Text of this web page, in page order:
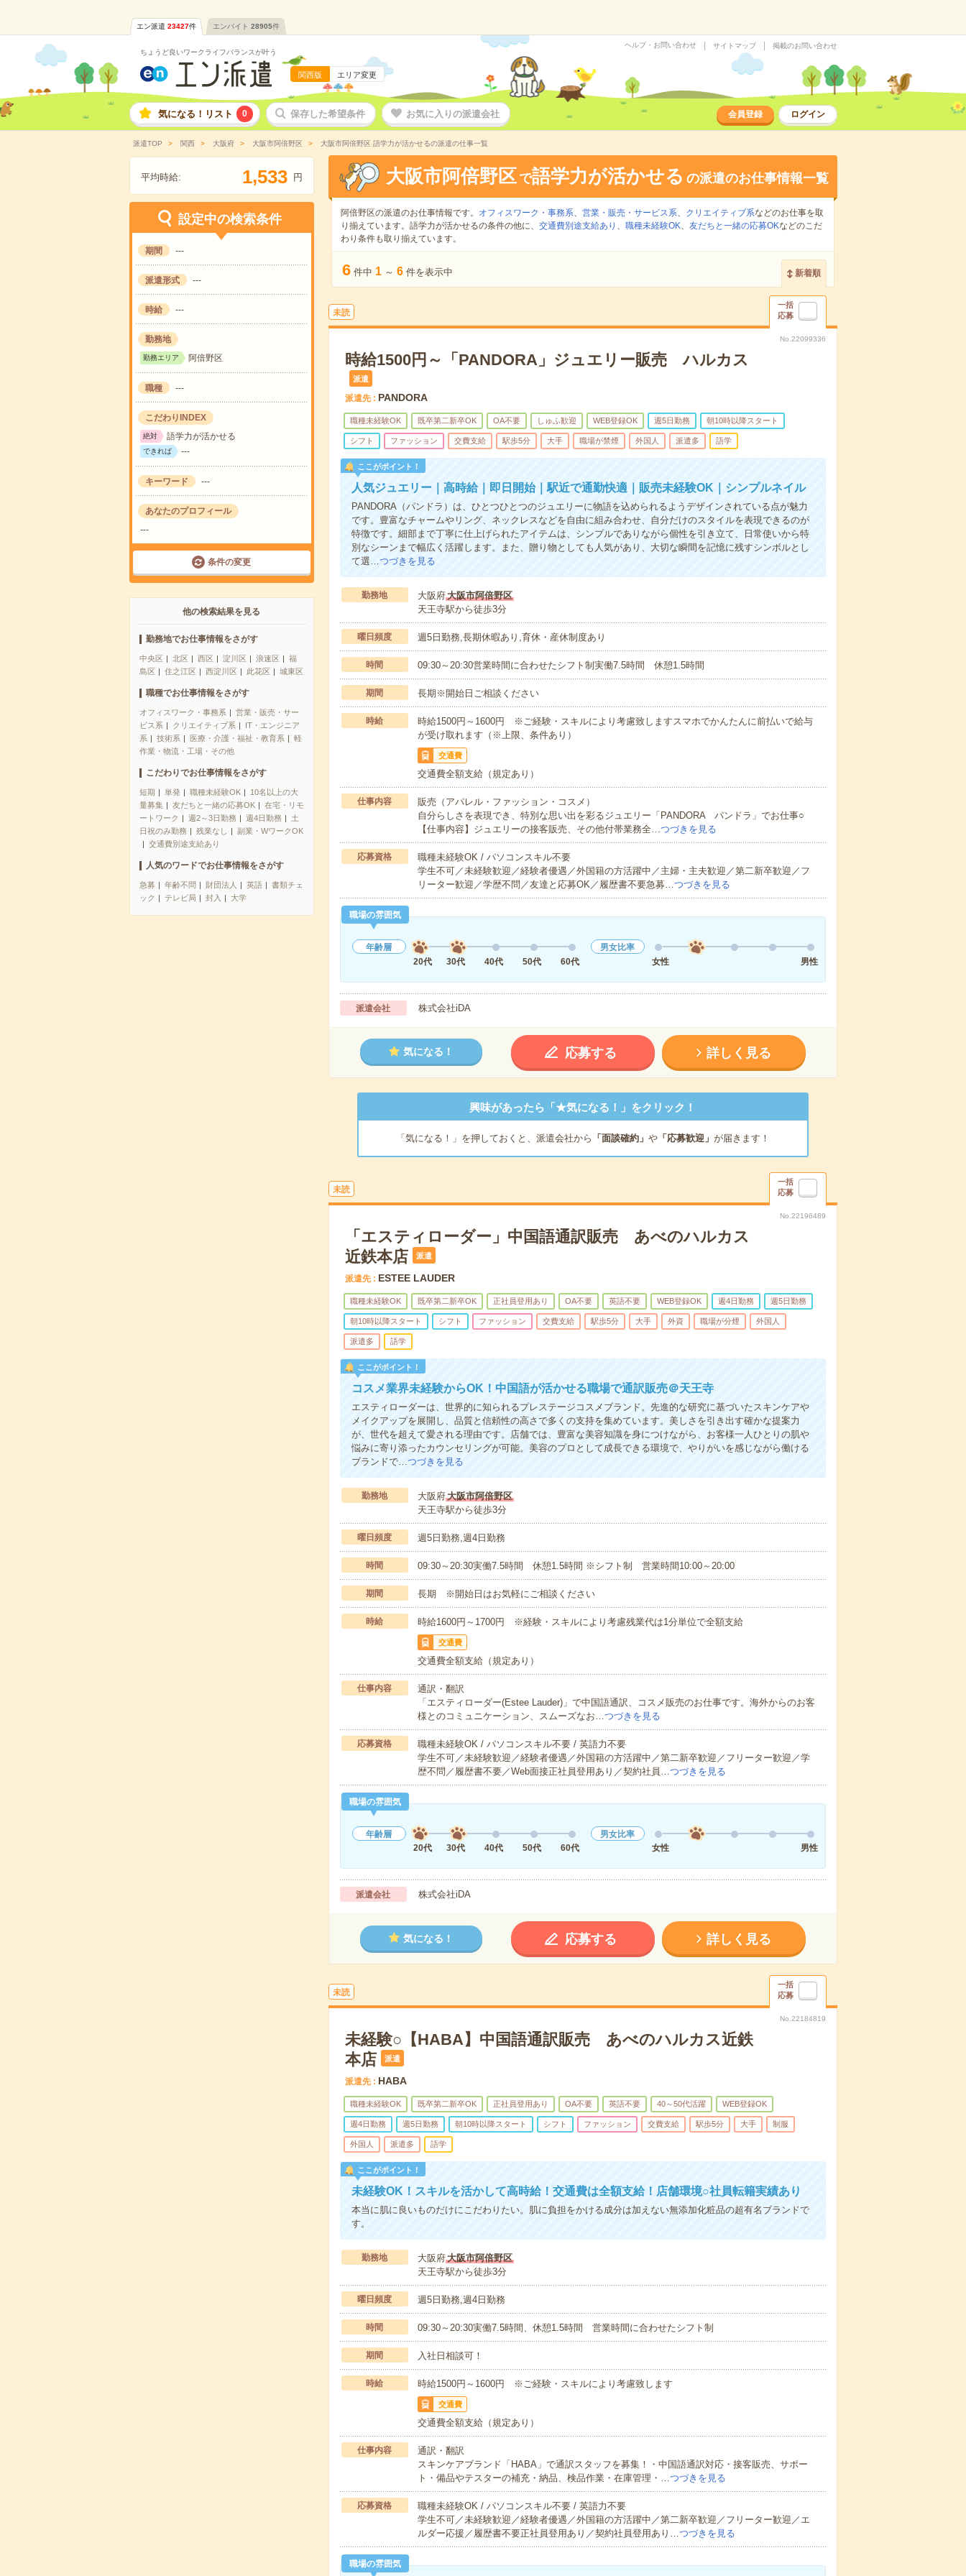
エン派遣 23427件 エンバイト 28905件
ちょうど良いワークライフバランスが叶う
関西版 エリア変更
ヘルプ・お問い合わせ サイトマップ 掲載のお問い合わせ
気になる！リスト 0 保存した希望条件 お気に入りの派遣会社 会員登録 ログイン
派遣TOP 関西 大阪府 大阪市阿倍野区 大阪市阿倍野区 語学力が活かせるの派遣の仕事一覧
平均時給: 1,533 円
設定中の検索条件
期間 ---
派遣形式 ---
時給 ---
勤務地
勤務エリア 阿倍野区
職種 ---
こだわりINDEX
絶対 語学力が活かせる
できれば ---
キーワード ---
あなたのプロフィール
---
条件の変更
他の検索結果を見る
勤務地でお仕事情報をさがす
中央区 北区 西区 淀川区 浪速区
福
島区
住之江区 西淀川区 此花区 城東区
職種でお仕事情報をさがす
オフィスワーク・事務系
営業・販売・サー
ビス系
クリエイティブ系
IT・エンジニア
系
技術系 医療・介護・福祉・教育系
軽
作業・物流・工場・その他
こだわりでお仕事情報をさがす
短期 単発 職種未経験OK
10名以上の大
量募集
友だちと一緒の応募OK
在宅・リモ
ートワーク
週2～3日勤務 週4日勤務
土
日祝のみ勤務
残業なし
副業・WワークOK
交通費別途支給あり
人気のワードでお仕事情報をさがす
急募 年齢不問 財団法人 英語
書類チェ
ック
テレビ局 封入 大学
大阪市阿倍野区 で語学力が活かせる の派遣のお仕事情報一覧
阿倍野区の派遣のお仕事情報です。 オフィスワーク・事務系、 営業・販売・サービス系、 クリエイティブ系などのお仕事を取
り揃えています。語学力が活かせるの条件の他に、 交通費別途支給あり 、 職種未経験OK、 友だちと一緒の応募OKなどのこだ
わり条件も取り揃えています。
6 件中 1 ～ 6 件を表示中 新着順
未読
一括
応募
No.22099336
時給1500円～「PANDORA」ジュエリー販売 ハルカス
派遣
派遣先 PANDORA
職種未経験OK 既卒第二新卒OK OA不要 しゅふ歓迎 WEB登録OK 週5日勤務 朝10時以降スタート
シフト ファッション 交費支給 駅歩5分 大手 職場が禁煙 外国人 派遣多 語学
ここがポイント！
人気ジュエリー｜高時給｜即日開始｜駅近で通勤快適｜販売未経験OK｜シンプルネイル
PANDORA（パンドラ）は、ひとつひとつのジュエリーに物語を込められるようデザインされている点が魅力
です。豊富なチャームやリング、ネックレスなどを自由に組み合わせ、自分だけのスタイルを表現できるのが
特徴です。細部まで丁寧に仕上げられたアイテムは、シンプルでありながら個性を引き立て、日常使いから特
別なシーンまで幅広く活躍します。また、贈り物としても人気があり、大切な瞬間を記憶に残すシンボルとし
て選…つづきを見る
勤務地 大阪府大阪市阿倍野区
天王寺駅から徒歩3分
曜日頻度 週5日勤務,長期休暇あり,育休・産休制度あり
時間 09:30～20:30営業時間に合わせたシフト制実働7.5時間 休憩1.5時間
期間 長期※開始日ご相談ください
時給
時給1500円～1600円 ※ご経験・スキルにより考慮致しますスマホでかんたんに前払いで給与
が受け取れます（※上限、条件あり）
交通費
交通費全額支給（規定あり）
仕事内容
販売（アパレル・ファッション・コスメ）
自分らしさを表現でき、特別な思い出を彩るジュエリー「PANDORA パンドラ」でお仕事○
【仕事内容】ジュエリーの接客販売、その他付帯業務全…つづきを見る
応募資格
職種未経験OK / パソコンスキル不要
学生不可／未経験歓迎／経験者優遇／外国籍の方活躍中／主婦・主夫歓迎／第二新卒歓迎／フ
リーター歓迎／学歴不問／友達と応募OK／履歴書不要急募…つづきを見る
職場の雰囲気
年齢層
20代
30代 40代 50代 60代
男女比率
女性
男性
派遣会社 株式会社iDA
気になる！ 応募する 詳しく見る
興味があったら「★気になる！」をクリック！
「気になる！」を押しておくと、派遣会社から 「面談確約」 や「応募歓迎」 が届きます！
未読
一括
応募
No.22196489
「エスティローダー」中国語通訳販売 あべのハルカス
近鉄本店
派遣
派遣先 ESTEE LAUDER
職種未経験OK 既卒第二新卒OK 正社員登用あり OA不要 英語不要 WEB登録OK 週4日勤務 週5日勤務
朝10時以降スタート シフト ファッション 交費支給 駅歩5分 大手 外資 職場が分煙 外国人
派遣多 語学
ここがポイント！
コスメ業界未経験からOK！中国語が活かせる職場で通訳販売＠天王寺
エスティローダーは、世界的に知られるプレステージコスメブランド。先進的な研究に基づいたスキンケアや
メイクアップを展開し、品質と信頼性の高さで多くの支持を集めています。美しさを引き出す確かな提案力
が、世代を超えて愛される理由です。店舗では、豊富な美容知識を身につけながら、お客様一人ひとりの肌や
悩みに寄り添ったカウンセリングが可能。美容のプロとして成長できる環境で、やりがいを感じながら働ける
ブランドで… つづきを見る
勤務地 大阪府大阪市阿倍野区
天王寺駅から徒歩3分
曜日頻度 週5日勤務,週4日勤務
時間 09:30～20:30実働7.5時間 休憩1.5時間 ※シフト制 営業時間10:00～20:00
期間 長期 ※開始日はお気軽にご相談ください
時給 時給1600円～1700円 ※経験・スキルにより考慮残業代は1分単位で全額支給
交通費
交通費全額支給（規定あり）
仕事内容
通訳・翻訳
「エスティローダー(Estee Lauder)」で中国語通訳、コスメ販売のお仕事です。海外からのお客
様とのコミュニケーション、スムーズなお… つづきを見る
応募資格
職種未経験OK / パソコンスキル不要 / 英語力不要
学生不可／未経験歓迎／経験者優遇／外国籍の方活躍中／第二新卒歓迎／フリーター歓迎／学
歴不問／履歴書不要／Web面接正社員登用あり／契約社員… つづきを見る
職場の雰囲気
年齢層
20代
30代 40代 50代 60代
男女比率
女性
男性
派遣会社 株式会社iDA
気になる！ 応募する 詳しく見る
未読
一括
応募
No.22184819
未経験○【HABA】中国語通訳販売 あべのハルカス近鉄
本店
派遣
派遣先 HABA
職種未経験OK 既卒第二新卒OK 正社員登用あり OA不要 英語不要 40～50代活躍 WEB登録OK
週4日勤務 週5日勤務 朝10時以降スタート シフト ファッション 交費支給 駅歩5分 大手 制服
外国人 派遣多 語学
ここがポイント！
未経験OK！スキルを活かして高時給！交通費は全額支給！店舗環境○社員転籍実績あり
本当に肌に良いものだけにこだわりたい。肌に負担をかける成分は加えない無添加化粧品の超有名ブランドで
す。
勤務地 大阪府大阪市阿倍野区
天王寺駅から徒歩3分
曜日頻度 週5日勤務,週4日勤務
時間 09:30～20:30実働7.5時間、休憩1.5時間 営業時間に合わせたシフト制
期間 入社日相談可！
時給 時給1500円～1600円 ※ご経験・スキルにより考慮致します
交通費
交通費全額支給（規定あり）
仕事内容
通訳・翻訳
スキンケアブランド「HABA」で通訳スタッフを募集！・中国語通訳対応・接客販売、サポー
ト・備品やテスターの補充・納品、検品作業・在庫管理・…つづきを見る
応募資格
職種未経験OK / パソコンスキル不要 / 英語力不要
学生不可／未経験歓迎／経験者優遇／外国籍の方活躍中／第二新卒歓迎／フリーター歓迎／エ
ルダー応援／履歴書不要正社員登用あり／契約社員登用あり…つづきを見る
職場の雰囲気